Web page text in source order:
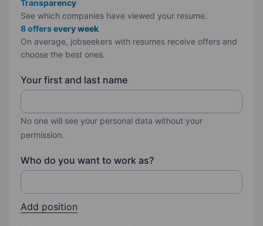
Transparency
See which companies have viewed your resume.
8 offers every week
On average, jobseekers with resumes receive offers and
choose the best ones.
Your first and last name
No one will see your personal data without your
permission.
Who do you want to work as?
Add position